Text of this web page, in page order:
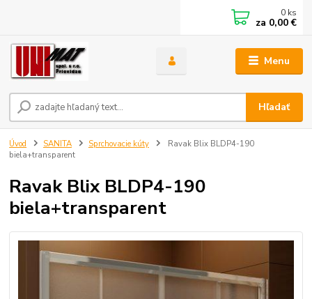
Menu
Hľadať
0 ks
za 0,00 €
Úvod SANITA Sprchovacie kúty
Ravak Blix BLDP4-190
biela+transparent
Ravak Blix BLDP4-190
biela+transparent